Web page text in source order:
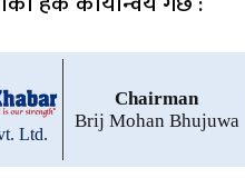
Ltd.
Chairman
Brij Mohan Bhujuwa